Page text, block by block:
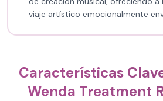
viaje artístico emocionalmente
Características
Wenda Treatment